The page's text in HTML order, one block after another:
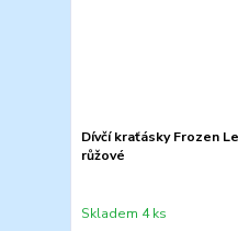
Dívčí kraťásky Frozen
růžové
Skladem 4 ks